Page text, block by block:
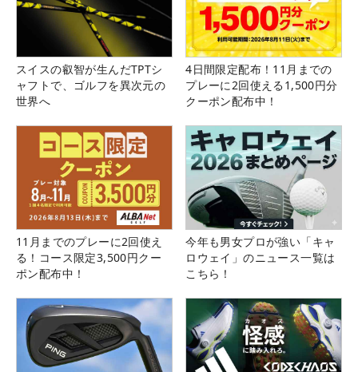
スイスの叡智が生んだTPTシ
ャフトで、ゴルフを異次元の
世界へ
4日間限定配布！11月までの
プレーに2回使える1,500円分
クーポン配布中！
11月までのプレーに2回使え
る！コース限定3,500円クー
ポン配布中！
今年も男女プロが強い「キャ
ロウェイ」のニュース一覧は
こちら！